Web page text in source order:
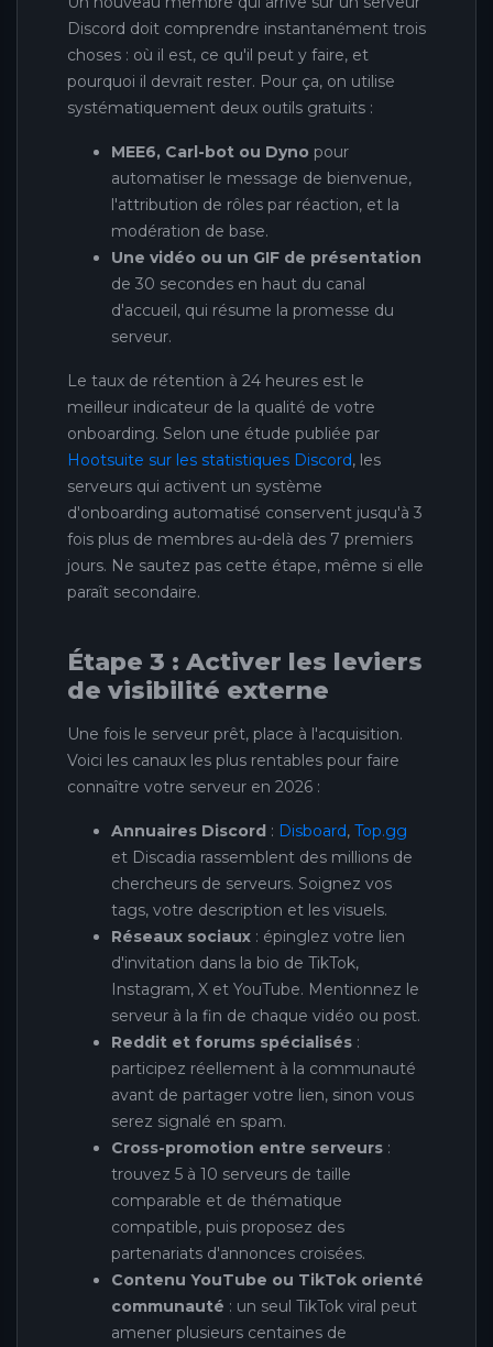
Discord doit comprendre instantanément trois
choses : où il est, ce qu'il peut y faire, et
pourquoi il devrait rester. Pour ça, on utilise
systématiquement deux outils gratuits :
MEE6, Carl-bot ou Dyno pour
automatiser le message de bienvenue,
l'attribution de rôles par réaction, et la
modération de base.
Une vidéo ou un GIF de présentation
de 30 secondes en haut du canal
d'accueil, qui résume la promesse du
serveur.
Le taux de rétention à 24 heures est le
meilleur indicateur de la qualité de votre
onboarding. Selon une étude publiée par
Hootsuite sur les statistiques Discord, les
serveurs qui activent un système
d'onboarding automatisé conservent jusqu'à 3
fois plus de membres au-delà des 7 premiers
jours. Ne sautez pas cette étape, même si elle
paraît secondaire.
Étape 3 : Activer les leviers
de visibilité externe
Une fois le serveur prêt, place à l'acquisition.
Voici les canaux les plus rentables pour faire
connaître votre serveur en 2026 :
Annuaires Discord : Disboard, Top.gg
et Discadia rassemblent des millions de
chercheurs de serveurs. Soignez vos
tags, votre description et les visuels.
Réseaux sociaux : épinglez votre lien
d'invitation dans la bio de TikTok,
Instagram, X et YouTube. Mentionnez le
serveur à la fin de chaque vidéo ou post.
Reddit et forums spécialisés :
participez réellement à la communauté
avant de partager votre lien, sinon vous
serez signalé en spam.
Cross-promotion entre serveurs :
trouvez 5 à 10 serveurs de taille
comparable et de thématique
compatible, puis proposez des
partenariats d'annonces croisées.
Contenu YouTube ou TikTok orienté
communauté : un seul TikTok viral peut
amener plusieurs centaines de